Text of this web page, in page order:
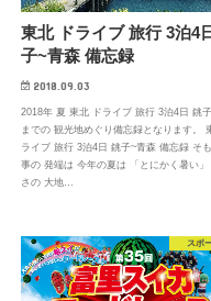
東北 ドライブ 旅行 3泊4
子~青森 備忘録
2018.09.03
2018年 夏 東北 ドライブ 旅行 3泊4日 銚
までの 観光地めぐり備忘録となります。
ライブ 旅行 3泊4日 銚子~青森 備忘録 そ
事の 発端は 今年の夏は 「とにかく暑い」
さの 大地…
スポ